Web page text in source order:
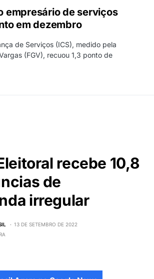
empresário de serviços
em dezembro
de Serviços (ICS), medido pela
(FGV), recuou 1,3 ponto de
recebe 10,8
de
irregular
13 DE SETEMBRO DE 2022